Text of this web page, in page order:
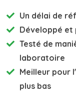
Un délai de
Développé et
Testé de
laboratoire
Meilleur pour
plus bas